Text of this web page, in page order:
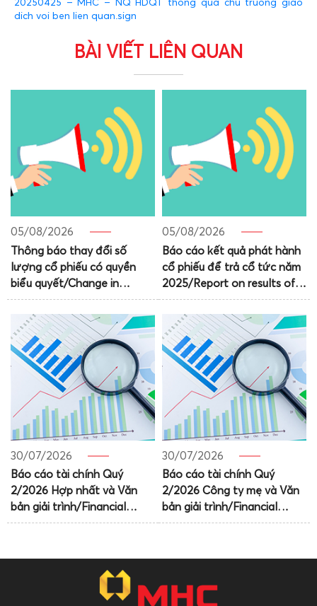
20250425 – MHC – NQ HDQT thong qua chu truong giao
dich voi ben lien quan.sign
BÀI VIẾT LIÊN QUAN
05/08/2026
Thông báo thay đổi số
lượng cổ phiếu có quyền
biểu quyết/Change in
number of shares with
voting rights
05/08/2026
Báo cáo kết quả phát hành
cổ phiếu để trả cổ tức năm
2025/Report on results of
the share issuance to pay
dividends for 2025
30/07/2026
Báo cáo tài chính Quý
2/2026 Hợp nhất và Văn
bản giải trình/Financial
Statements Q2.2026
Explantion Letter
30/07/2026
Báo cáo tài chính Quý
2/2026 Công ty mẹ và Văn
bản giải trình/Financial
statements Q2.2026 – PC